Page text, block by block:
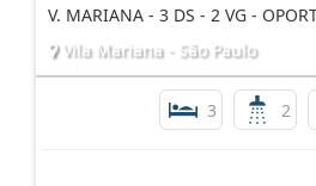
V. MARIANA - 3 DS - 2 VG -
Vila Mariana - São Paulo
3 2